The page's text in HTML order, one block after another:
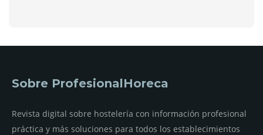
Sobre ProfesionalHoreca
Revista digital sobre hostelería con información profesional
práctica y más soluciones para todos los establecimientos